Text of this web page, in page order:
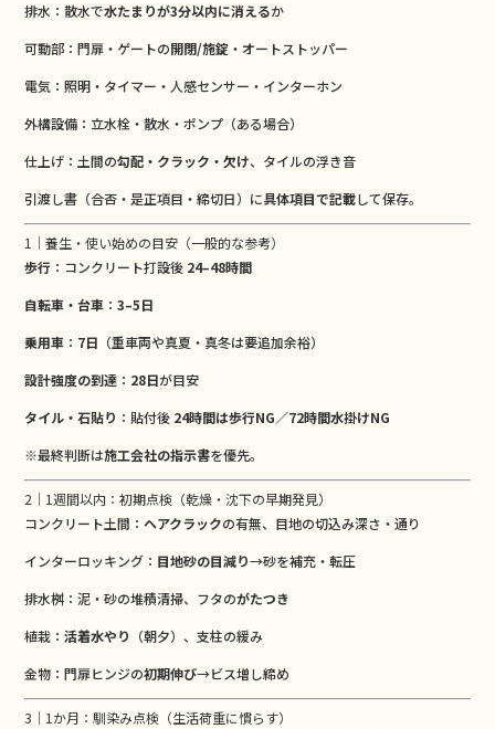
排水：散水で水たまりが3分以内に消えるか
可動部：門扉・ゲートの開閉/施錠 ・オートストッパー
電気：照明・タイマー・人感センサー・インターホン
外構設備：立水栓・散水・ポンプ（ある場合）
仕上げ：土間の勾配・クラック・欠け、タイルの浮き音
引渡し書（合否・是正項目・締切日）に具体項目で記載して保存。
1｜養生・使い始めの目安（一般的な参考）
歩行 ：コンクリート打設後 24–48時間
自転車・台車 ：3–5日
乗用車 ： 7日 （重車両や真夏・真冬は要追加余裕）
設計強度の到達 ： 28日が目安
タイル・石貼り ：貼付後 24時間は歩行NG／72時間水掛けNG
※最終判断は施工会社の指示書を優先。
2｜1週間以内：初期点検（乾燥・沈下の早期発見）
コンクリート土間：ヘアクラックの有無、目地の切込み深さ・通り
インターロッキング： 目地砂の目減り→砂を補充・転圧
排水桝：泥・砂の堆積清掃、フタのがたつき
植栽：活着水やり （朝夕）、支柱の緩み
金物：門扉ヒンジの初期伸び→ビス増し締め
3｜1か月：馴染み点検（生活荷重に慣らす）